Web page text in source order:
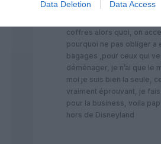
Data Deletion Data Access
papy, les bagages devant
coffres alors quoi, on
pourquoi ne pas obliger a
bagages ,pour ceux qui
déménager, je n’ai que le
moi je suis bien la seule,
vraiment éprouvant, je
pour la business, voila
hors de Disneyland